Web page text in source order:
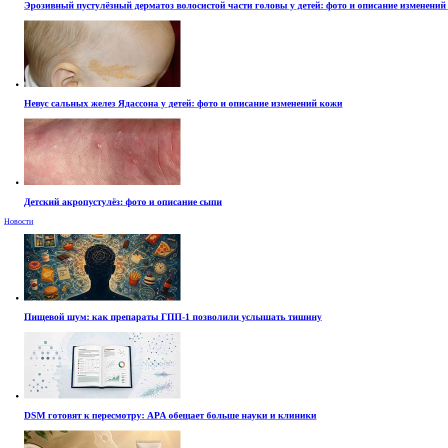
Эрозивный пустулёзный дерматоз волосистой части головы у детей: фото и описание
Невус сальных желез Ядассона у детей: фото и описание изменений кожи
Детский акропустулёз: фото и описание сыпи
Новости
Пищевой шум: как препараты ГПП-1 позволили услышать тишину
DSM готовят к пересмотру: APA обещает больше науки и клиники